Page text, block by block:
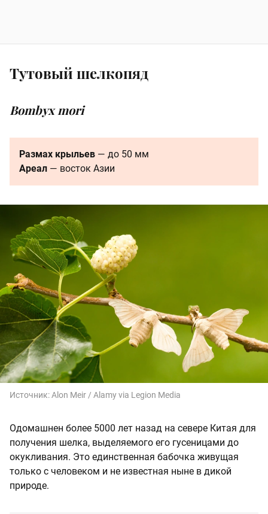
Тутовый шелкопяд
Bombyx mori
Размах крыльев — до 50 мм
Ареал — восток Азии
Источник:Alon Meir / Alamy via Legion Media
Одомашнен более 5000 лет назад на севере Китая для
получения шелка, выделяемого его гусеницами до
окукливания. Это единственная бабочка живущая
только с человеком и не известная ныне в дикой
природе.